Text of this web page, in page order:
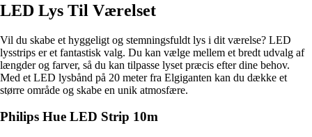
LED Lys Til Værelset
Vil du skabe et hyggeligt og stemningsfuldt lys i dit værelse? LED
lysstrips er et fantastisk valg. Du kan vælge mellem et bredt udvalg af
længder og farver, så du kan tilpasse lyset præcis efter dine behov.
Med et LED lysbånd på 20 meter fra Elgiganten kan du dække et
større område og skabe en unik atmosfære.
Philips Hue LED Strip 10m